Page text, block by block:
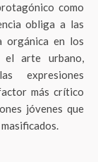
como
obliga a las
orgánica en los
el arte urbano,
expresiones
más crítico
jóvenes que
.